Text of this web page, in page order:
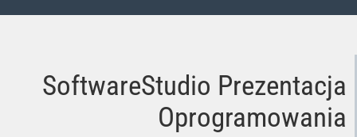
SoftwareStudio Prezentacja
Oprogramowania